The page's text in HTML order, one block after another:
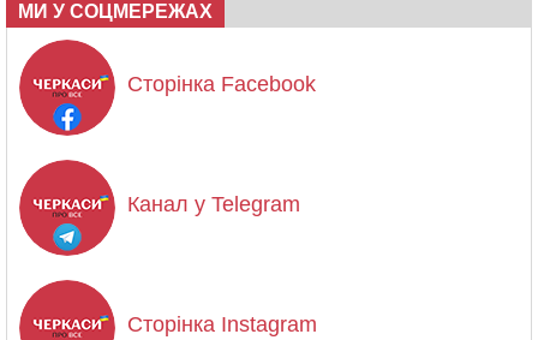
МИ У СОЦМЕРЕЖАХ
Сторінка Facebook
Канал у Telegram
Сторінка Instagram